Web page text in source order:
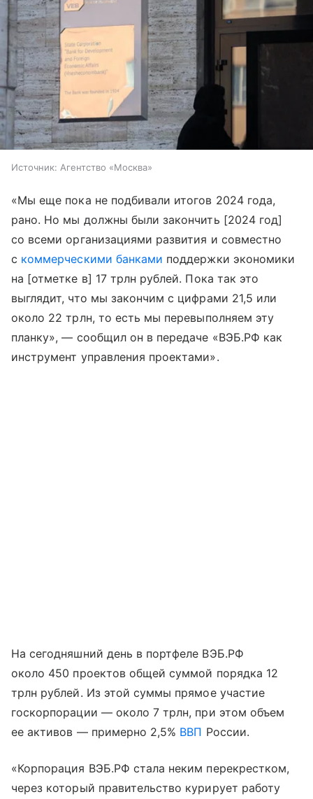
Источник: Агентство «Москва»
«Мы еще пока не подбивали итогов 2024 года,
рано. Но мы должны были закончить [2024 год]
со всеми организациями развития и совместно
с коммерческими банками поддержки экономики
на [отметке в] 17 трлн рублей. Пока так это
выглядит, что мы закончим с цифрами 21,5 или
около 22 трлн, то есть мы перевыполняем эту
планку», — сообщил он в передаче «ВЭБ.РФ как
инструмент управления проектами».
На сегодняшний день в портфеле ВЭБ.РФ
около 450 проектов общей суммой порядка 12
трлн рублей. Из этой суммы прямое участие
госкорпорации — около 7 трлн, при этом объем
ее активов — примерно 2,5% ВВП России.
«Корпорация ВЭБ.РФ стала неким перекрестком,
через который правительство курирует работу